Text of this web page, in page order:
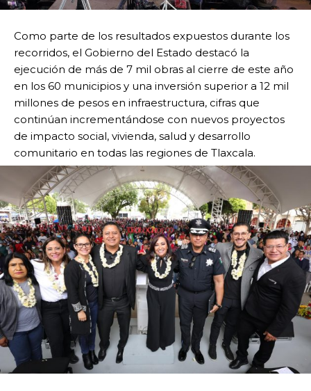
Como parte de los resultados expuestos durante los
recorridos, el Gobierno del Estado destacó la
ejecución de más de 7 mil obras al cierre de este año
en los 60 municipios y una inversión superior a 12 mil
millones de pesos en infraestructura, cifras que
continúan incrementándose con nuevos proyectos
de impacto social, vivienda, salud y desarrollo
comunitario en todas las regiones de Tlaxcala.